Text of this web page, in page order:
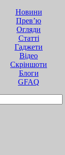
Новини
Прев’ю
Огляди
Статті
Гаджети
Відео
Cкріншоти
Блоги
GFAQ